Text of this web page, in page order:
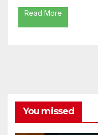
Read More
You missed